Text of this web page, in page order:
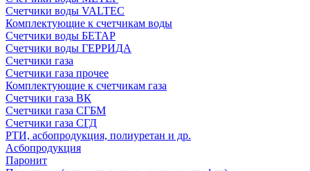
Счетчики воды VALTEC
Комплектующие к счетчикам воды
Счетчики воды БЕТАР
Счетчики воды ГЕРРИДА
Счетчики газа
Счетчики газа прочее
Комплектующие к счетчикам газа
Счетчики газа ВК
Счетчики газа СГБМ
Счетчики газа СГД
РТИ, асбопродукция, полиуретан и др.
Асбопродукция
Паронит